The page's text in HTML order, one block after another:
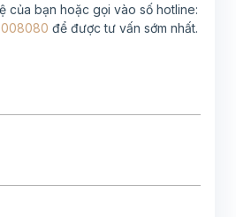
của bạn hoặc gọi vào số hotline:
để được tư vấn sớm nhất.